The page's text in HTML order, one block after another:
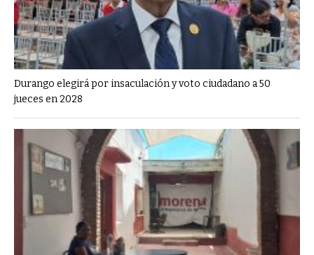
Durango elegirá por insaculación y voto ciudadano a 50
jueces en 2028